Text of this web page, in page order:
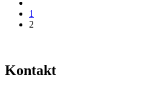
1
2
Kontakt